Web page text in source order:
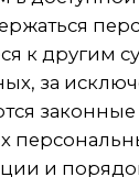
стороной
или
либо
целей
иное не
законом.